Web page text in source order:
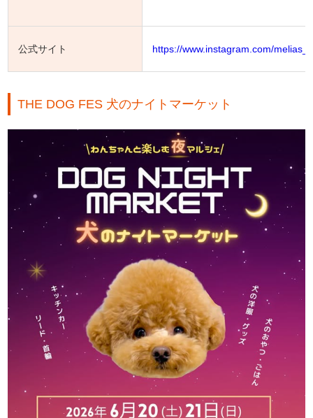
公式サイト https://www.instagram.com/
THE DOG FES 犬のナイトマーケット